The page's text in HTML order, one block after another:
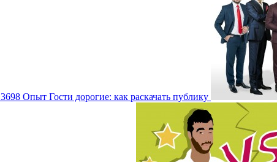
3698 Опыт Гости дорогие: как раскачать публику